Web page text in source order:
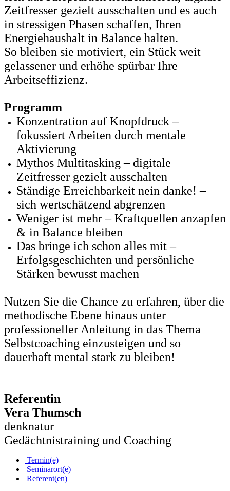
Zeitfresser gezielt ausschalten und es auch
in stressigen Phasen schaffen, Ihren
Energiehaushalt in Balance halten.
So bleiben sie motiviert, ein Stück weit
gelassener und erhöhe spürbar Ihre
Arbeitseffizienz.
Programm
Konzentration auf Knopfdruck –
fokussiert Arbeiten durch mentale
Aktivierung
Mythos Multitasking – digitale
Zeitfresser gezielt ausschalten
Ständige Erreichbarkeit nein danke! –
sich wertschätzend abgrenzen
Weniger ist mehr – Kraftquellen anzapfen
& in Balance bleiben
Das bringe ich schon alles mit –
Erfolgsgeschichten und persönliche
Stärken bewusst machen
Nutzen Sie die Chance zu erfahren, über die
methodische Ebene hinaus unter
professioneller Anleitung in das Thema
Selbstcoaching einzusteigen und so
dauerhaft mental stark zu bleiben!
Referentin
Vera Thumsch
denknatur
Gedächtnistraining und Coaching
Termin(e)
Seminarort(e)
Referent(en)